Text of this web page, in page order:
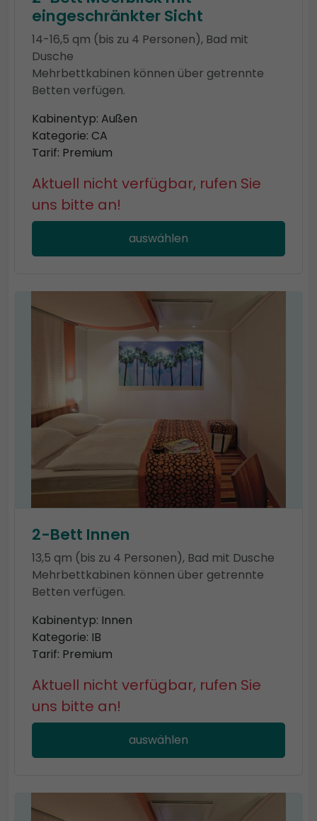
eingeschränkter Sicht
14-16,5 qm (bis zu 4 Personen), Bad mit
Dusche
Mehrbettkabinen können über getrennte
Betten verfügen.
Kabinentyp: Außen
Kategorie: CA
Tarif: Premium
Aktuell nicht verfügbar, rufen Sie
uns bitte an!
auswählen
2-Bett Innen
13,5 qm (bis zu 4 Personen), Bad mit Dusche
Mehrbettkabinen können über getrennte
Betten verfügen.
Kabinentyp: Innen
Kategorie: IB
Tarif: Premium
Aktuell nicht verfügbar, rufen Sie
uns bitte an!
auswählen